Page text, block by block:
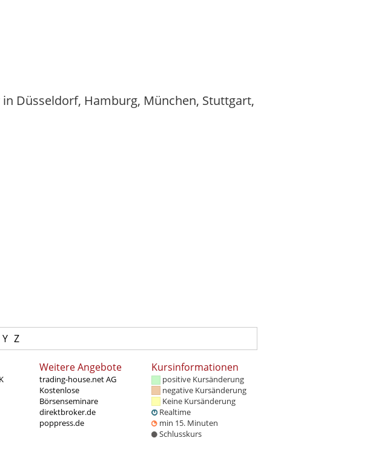
Düsseldorf, Hamburg, München, Stuttgart,
Y Z
Weitere Angebote
trading-house.net AG
Kostenlose
Börsenseminare
direktbroker.de
poppress.de
Kursinformationen
positive Kursänderung
negative Kursänderung
Keine Kursänderung
Realtime
min 15. Minuten
Schlusskurs